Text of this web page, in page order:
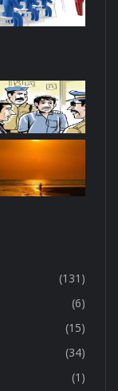
(131)
(6)
(15)
(34)
(1)